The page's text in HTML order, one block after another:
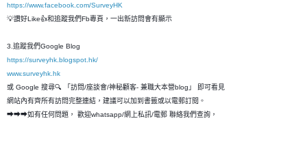
https://www.facebook.com/SurveyHK
💡讚好Like👍和追蹤我們Fb專頁，一出新訪問會有顯示
3.追蹤我們Google Blog
https://surveyhk.blogspot.hk/
www.surveyhk.hk
或 Google 搜尋🔍 「訪問/座談會/神秘顧客- 兼職大本營blog」 即可看見
網站內有齊所有訪問完整連結，建議可以加到書籤或以電郵訂閱。
➡➡➡如有任何問題， 歡迎whatsapp/網上私訊/電郵 聯絡我們查詢，